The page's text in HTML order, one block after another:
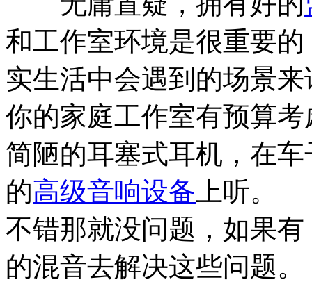
和工作室环境是很重要
实生活中会遇到的场景
你的家庭工作室有预算
简陋的耳塞式耳机，在
的高级音响设备 上听。
不错那就没问题，如果
的混音去解决这些问题。